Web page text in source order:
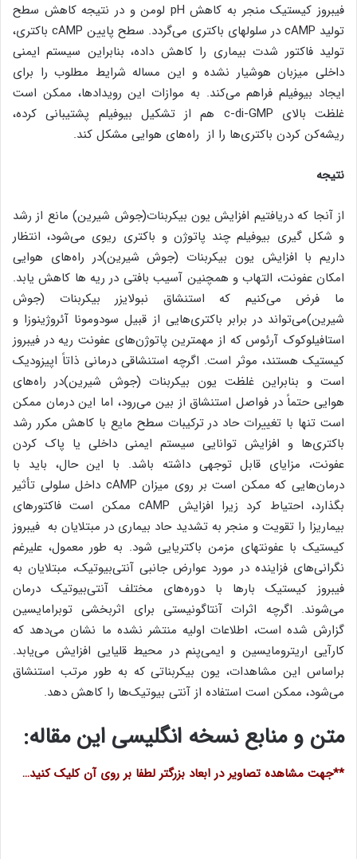
فیبروز کیستیک منجر به کاهش pH لومن و در نتیجه کاهش سطح
تولید cAMP در سلولهای باکتری می‌گردد. سطح پایین cAMP باکتری،
تولید فاکتور شدت بیماری را کاهش داده، بنابراین سیستم ایمنی
داخلی میزبان هوشیار نشده و این مساله شرایط مطلوب را برای
ایجاد بیوفیلم فراهم می‌کند. به موازات این رویدادها، ممکن است
غلظت بالای c-di-GMP هم از تشکیل بیوفیلم پشتیبانی کرده،
ریشه‌کن کردن باکتری‌ها را از راه‌های هوایی مشکل کند.
نتیجه
از آنجا که دریافتیم افزایش یون بیکربنات(جوش شیرین) مانع از رشد
و شکل گیری بیوفیلم چند پاتوژن و باکتری ریوی می‌شود، انتظار
داریم با افزایش یون بیکربنات (جوش شیرین)در راه‌های هوایی
امکان عفونت، التهاب و همچنین آسیب بافتی در ریه ها کاهش یابد.
ما فرض می‌کنیم که استنشاق نبولایزر بیکربنات (جوش
شیرین)می‌تواند در برابر باکتری‌هایی از قبیل سودومونا آئروژینوزا و
استافیلوکوک آرئوس که از مهمترین پاتوژن‌های عفونت ریه در فیبروز
کیستیک هستند، موثر است. اگرچه استنشاقی درمانی ذاتاً اپیزودیک
است و بنابراین غلظت یون بیکربنات (جوش شیرین)در راه‌های
هوایی حتماً در فواصل استنشاق از بین می‌رود، اما این درمان ممکن
است تنها با تغییرات حاد در ترکیبات سطح مایع با کاهش مکرر رشد
باکتری‌ها و افزایش توانایی سیستم ایمنی داخلی یا پاک کردن
عفونت، مزایای قابل توجهی داشته باشد. با این حال، باید با
درمان‌هایی که ممکن است بر روی میزان cAMP داخل سلولی تأثیر
بگذارد، احتیاط کرد زیرا افزایش cAMP ممکن است فاکتورهای
بیماریزا را تقویت و منجر به تشدید حاد بیماری در مبتلایان به فیبروز
کیستیک با عفونتهای مزمن باکتریایی شود. به طور معمول، علیرغم
نگرانی‌های فزاینده در مورد عوارض جانبی آنتی‌بیوتیک، مبتلایان به
فیبروز کیستیک بارها با دوره‌های مختلف آنتی‌بیوتیک درمان
می‌شوند. اگرچه اثرات آنتاگونیستی برای اثربخشی توبرامایسین
گزارش شده است، اطلاعات اولیه منتشر نشده ما نشان می‌دهد كه
كارآیی اریترومایسین و ایمی‌پنم در محیط قلیایی افزایش می‌یابد.
براساس این مشاهدات، یون بیکربناتی که به طور مرتب استنشاق
می‌شود، ممکن است استفاده از آنتی بیوتیک‌ها را کاهش دهد.
متن و منابع نسخه انگلیسی این مقاله:
**جهت مشاهده تصاویر در ابعاد بزرگتر لطفا بر روی آن کلیک کنید…